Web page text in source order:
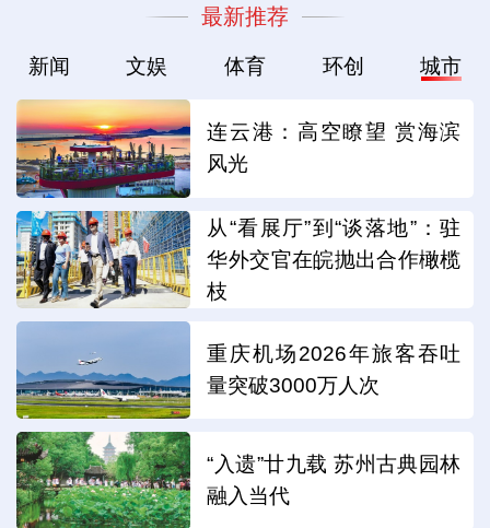
最新推荐
新闻 文娱 体育 环创 城市
连云港：高空瞭望 赏海滨
风光
从“看展厅”到“谈落地”：驻
华外交官在皖抛出合作橄榄
枝
重庆机场2026年旅客吞吐
量突破3000万人次
“入遗”廿九载 苏州古典园林
融入当代